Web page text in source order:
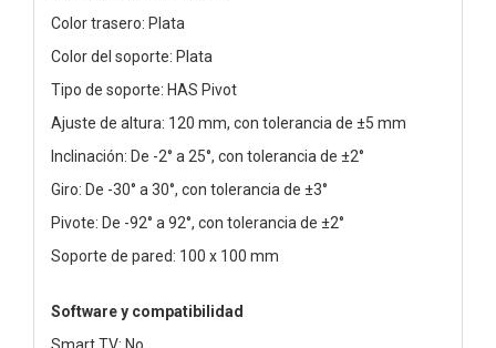
Color trasero: Plata
Color del soporte: Plata
Tipo de soporte: HAS Pivot
Ajuste de altura: 120 mm, con tolerancia de ±5 mm
Inclinación: De -2° a 25°, con tolerancia de ±2°
Giro: De -30° a 30°, con tolerancia de ±3°
Pivote: De -92° a 92°, con tolerancia de ±2°
Soporte de pared: 100 x 100 mm
Software y compatibilidad
Smart TV: No